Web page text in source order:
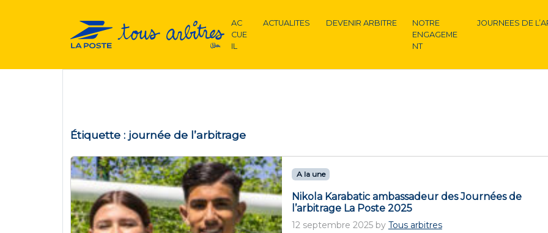
AC
CUE
IL
ACTUALITES DEVENIR ARBITRE
NOTRE
ENGAGEME
NT
JOURNEES DE
Étiquette : journée de l’arbitrage
A la une
Nikola Karabatic ambassadeur des Journées de
l’arbitrage La Poste 2025
12 septembre 2025by Tous arbitres